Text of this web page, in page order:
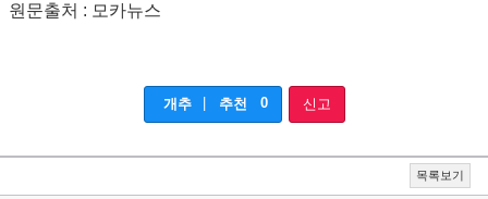
원문출처 : 모카뉴스
개추 추천 0 신고
목록보기